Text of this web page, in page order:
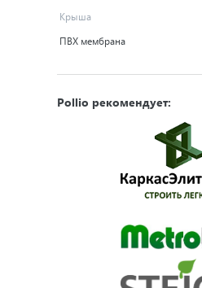
Крыша
ПВХ мембрана
Pollio рекомендует: